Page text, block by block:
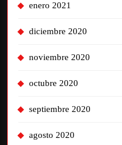
enero 2021
diciembre 2020
noviembre 2020
octubre 2020
septiembre 2020
agosto 2020